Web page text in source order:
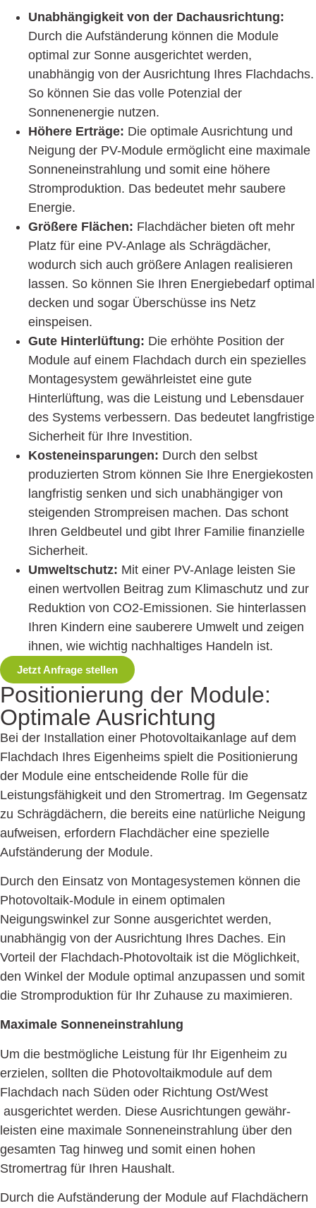
Unabhängigkeit von der Dachausrichtung:
Durch die Aufständerung können die Module
optimal zur Sonne ausgerichtet werden,
unabhängig von der Ausrichtung Ihres Flachdachs.
So können Sie das volle Potenzial der
Sonnenenergie nutzen.
Höhere Erträge: Die optimale Ausrichtung und
Neigung der PV-Module ermöglicht eine maximale
Sonneneinstrahlung und somit eine höhere
Stromproduktion. Das bedeutet mehr saubere
Energie.
Größere Flächen: Flachdächer bieten oft mehr
Platz für eine PV-Anlage als Schrägdächer,
wodurch sich auch größere Anlagen realisieren
lassen. So können Sie Ihren Energiebedarf optimal
decken und sogar Überschüsse ins Netz
einspeisen.
Gute Hinterlüftung: Die erhöhte Position der
Module auf einem Flachdach durch ein spezielles
Montagesystem gewährleistet eine gute
Hinterlüftung, was die Leistung und Lebensdauer
des Systems verbessern. Das bedeutet langfristige
Sicherheit für Ihre Investition.
Kosteneinsparungen: Durch den selbst
produzierten Strom können Sie Ihre Energiekosten
langfristig senken und sich unabhängiger von
steigenden Strompreisen machen. Das schont
Ihren Geldbeutel und gibt Ihrer Familie finanzielle
Sicherheit.
Umweltschutz: Mit einer PV-Anlage leisten Sie
einen wertvollen Beitrag zum Klimaschutz und zur
Reduktion von CO2-Emissionen. Sie hinterlassen
Ihren Kindern eine sauberere Umwelt und zeigen
ihnen, wie wichtig nachhaltiges Handeln ist.
Jetzt Anfrage stellen
Positionierung der Module:
Optimale Ausrichtung
Bei der Installation einer Photovoltaik­anlage auf dem
Flachdach Ihres Eigenheims spielt die Positionierung
der Module eine entscheidende Rolle für die
Leistungsfähigkeit und den Stromertrag. Im Gegensatz
zu Schrägdächern, die bereits eine natürliche Neigung
auf­weisen, erfordern Flachdächer eine spezielle
Aufständerung der Module.
Durch den Einsatz von Montagesystemen können die
Photovoltaik-Module in einem optimalen
Neigungswinkel zur Sonne ausgerichtet werden,
unabhängig von der Ausrichtung Ihres Daches. Ein
Vorteil der Flachdach-Photovoltaik ist die Möglich­keit,
den Winkel der Module optimal anzupassen und somit
die Strom­produktion für Ihr Zuhause zu maximieren.
Maximale Sonneneinstrahlung
Um die bestmögliche Leistung für Ihr Eigenheim zu
erzielen, sollten die Photovoltaik­module auf dem
Flachdach nach Süden oder Richtung Ost/West
ausgerichtet werden. Diese Ausrichtungen gewähr­
leisten eine maximale Sonnen­ein­strahlung über den
gesamten Tag hinweg und somit einen hohen
Stromertrag für Ihren Haushalt.
Durch die Aufständerung der Module auf Flachdächern